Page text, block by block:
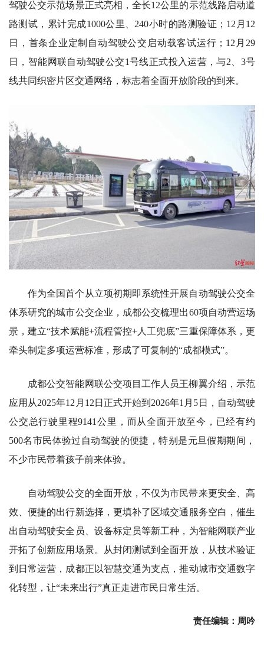
驾驶公交示范场景正式亮相，全长12公里的示范线路启动道
路测试，累计完成1000公里、240小时的路测验证；12月12
日，首条企业定制自动驾驶公交启动载客试运行；12月29
日，智能网联自动驾驶公交1号线正式投入运营，与2、3号
线共同织密片区交通网络，标志着全面开放阶段的到来。
作为全国首个从立项初期即系统性开展自动驾驶公交全
体系研究的城市公交企业，成都公交梳理出60项自动营运场
景，建立“技术赋能+流程管控+人工兜底”三重保障体系，更
牵头制定多项运营标准，形成了可复制的“成都模式”。
成都公交智能网联公交项目工作人员王柳翼介绍，示范
应用从2025年12月12日正式开始到2026年1月5日，自动驾驶
公交总行驶里程9141公里，而从全面开放至今，已经有约
500名市民体验过自动驾驶的便捷，特别是元旦假期期间，
不少市民带着孩子前来体验。
自动驾驶公交的全面开放，不仅为市民带来更安全、高
效、便捷的出行新选择，更填补了区域交通服务空白，催生
出自动驾驶安全员、设备标定员等新工种，为智能网联产业
开拓了创新应用场景。从封闭测试到全面开放，从技术验证
到日常运营，成都正以智慧交通为支点，推动城市交通数字
化转型，让“未来出行”真正走进市民日常生活。
责任编辑：周吟